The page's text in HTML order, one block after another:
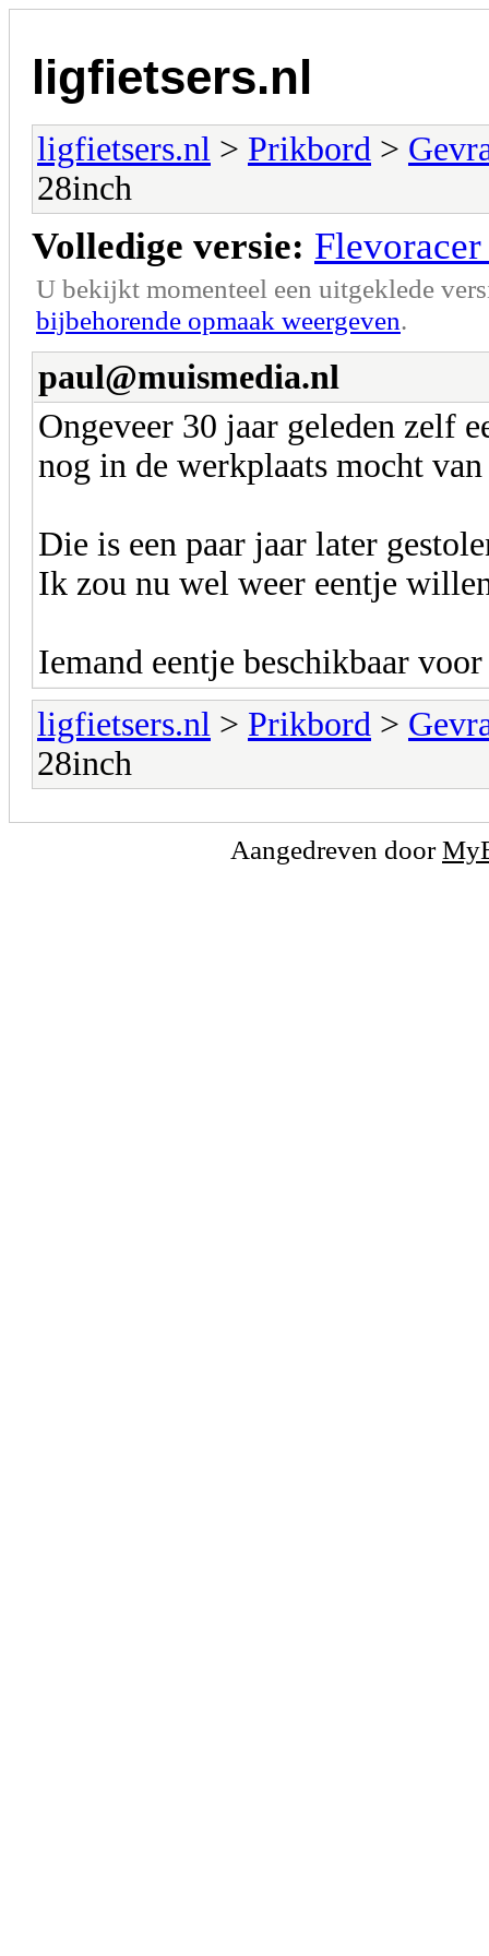
ligfietsers.nl
ligfietsers.nl > Prikbord >
28inch
Volledige versie:
U bekijkt momenteel een uitgeklede
bijbehorende opmaak weergeven.
paul@muismedia.nl
Ongeveer 30 jaar geleden zelf
nog in de werkplaats mocht
Die is een paar jaar later
Ik zou nu wel weer eentje
Iemand eentje beschikbaar
ligfietsers.nl > Prikbord >
28inch
Aangedreven door